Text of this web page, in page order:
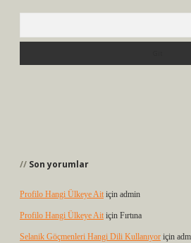
Son yorumlar
Profilo Hangi Ülkeye Ait için admin
Profilo Hangi Ülkeye Ait için Fırtına
Selanik Göçmenleri Hangi Dili Kullanıyor için